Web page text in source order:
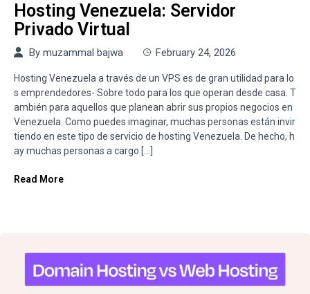
Hosting Venezuela: Servidor
Privado Virtual
By muzammal bajwa February 24, 2026
Hosting Venezuela a través de un VPS es de gran utilidad para lo
s emprendedores- Sobre todo para los que operan desde casa. T
ambién para aquellos que planean abrir sus propios negocios en
Venezuela. Como puedes imaginar, muchas personas están invir
tiendo en este tipo de servicio de hosting Venezuela. De hecho, h
ay muchas personas a cargo […]
Read More